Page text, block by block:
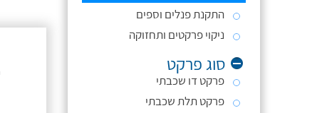
התקנת פנלים וספים
ניקוי פרקטים ותחזוקה
סוג פרקט
פרקט דו שכבתי
פרקט תלת שכבתי